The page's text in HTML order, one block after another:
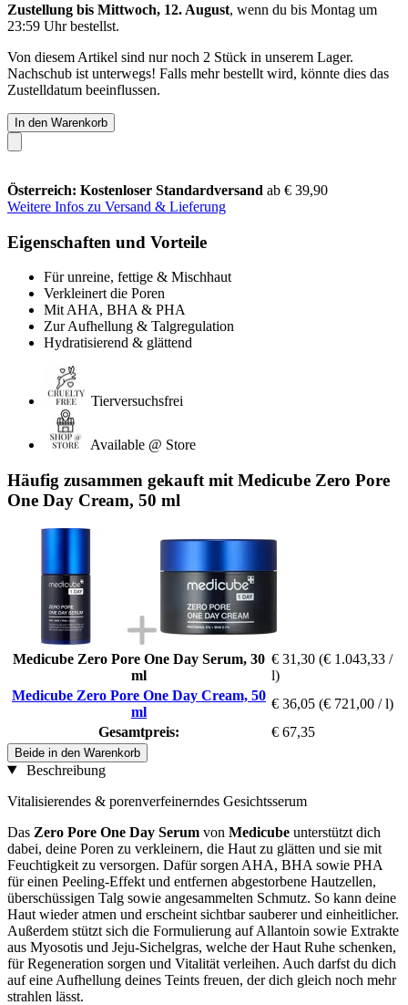
Zustellung bis Mittwoch, 12. August, wenn du bis Montag um
23:59 Uhrbestellst.
Von diesem Artikel sind nur noch 2 Stück in unserem Lager.
Nachschub ist unterwegs! Falls mehr bestellt wird, könnte dies das
Zustelldatum beeinflussen.
In den Warenkorb
Österreich: Kostenloser Standardversand ab € 39,90
Weitere Infos zu Versand & Lieferung
Eigenschaften und Vorteile
Für unreine, fettige & Mischhaut
Verkleinert die Poren
Mit AHA, BHA & PHA
Zur Aufhellung & Talgregulation
Hydratisierend & glättend
Tierversuchsfrei
Available @ Store
Häufig zusammen gekauft mit Medicube Zero Pore
One Day Cream, 50 ml
Medicube Zero Pore One Day Serum, 30
ml
€ 31,30 (€ 1.043,33 /
l)
Medicube Zero Pore One Day Cream, 50
ml
€ 36,05 (€ 721,00 / l)
Gesamtpreis:
€ 67,35
Beide in den Warenkorb
Beschreibung
Vitalisierendes & porenverfeinerndes Gesichtsserum
Das Zero Pore One Day Serum von Medicube unterstützt dich
dabei, deine Poren zu verkleinern, die Haut zu glätten und sie mit
Feuchtigkeit zu versorgen. Dafür sorgen AHA, BHA sowie PHA
für einen Peeling-Effekt und entfernen abgestorbene Hautzellen,
überschüssigen Talg sowie angesammelten Schmutz. So kann deine
Haut wieder atmen und erscheint sichtbar sauberer und einheitlicher.
Außerdem stützt sich die Formulierung auf Allantoin sowie Extrakte
aus Myosotis und Jeju-Sichelgras, welche der Haut Ruhe schenken,
für Regeneration sorgen und Vitalität verleihen. Auch darfst du dich
auf eine Aufhellung deines Teints freuen, der dich gleich noch mehr
strahlen lässt.